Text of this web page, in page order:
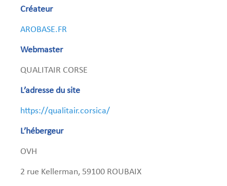
Créateur
AROBASE.FR
Webmaster
QUALITAIR CORSE
L’adresse du site
https://qualitair.corsica/
L’hébergeur
OVH
2 rue Kellerman, 59100 ROUBAIX